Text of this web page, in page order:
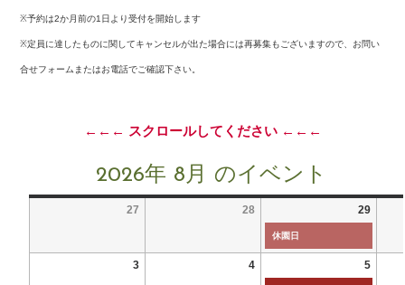
※予約は2か月前の1日より受付を開始します
※定員に達したものに関してキャンセルが出た場合には再募集もございますので、お問い
合せフォームまたはお電話でご確認下さい。
←←← スクロールしてください ←←←
2026年 8月 のイベント
27 28 29
休園日
3 4 5